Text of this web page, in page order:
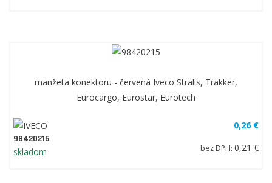
manžeta konektoru - červená Iveco Stralis, Trakker,
Eurocargo, Eurostar, Eurotech
98420215
skladom
0,26 €
bez DPH: 0,21 €